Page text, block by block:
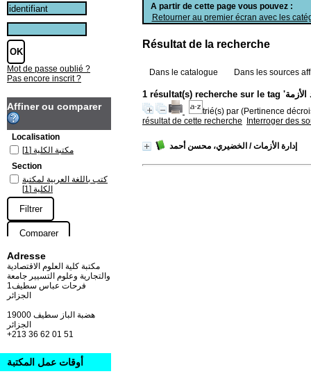
A partir de cette page vous pouvez :
Retourner au premier écran avec les
Résultat de la recherche
Dans le catalogue Dans les sources
trié(s) par (Pertinence
résultat de cette recherche
Interroger des
إدارة الأزمات/ الخضيري، محسن أحمد
Mot de passe oublié ?
Pas encore inscrit ?
Affiner ou comparer
Localisation
مكتبة الكلية [1]
Section
كتب باللغة العربية لمكتبة
الكلية [1]
Adresse
مكتبة كلية العلوم الاقتصادية
والتجارية وعلوم التسيير جامعة
فرحات عباس سطيف1
الجزائر
19000 هضبة الباز سطيف
+213 36 62 01 51
أوقات عمل المكتبة